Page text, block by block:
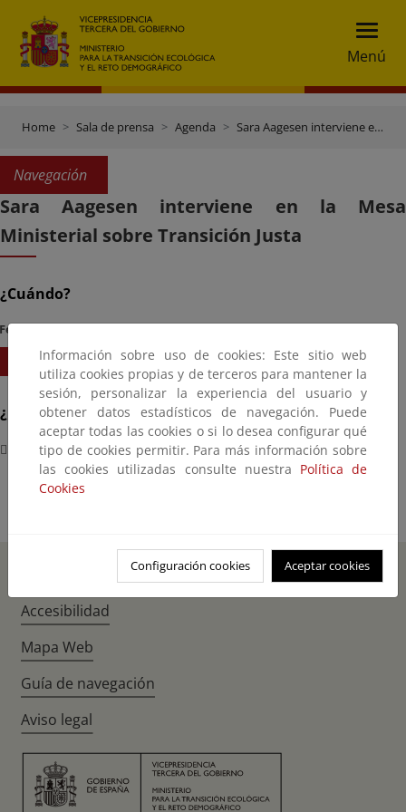
Menú
Home Sala de prensa Agenda Sara Aagesen interviene en la Mesa Ministerial sobre Transición Justa
Navegación
Sara Aagesen interviene en la Mesa
Ministerial sobre Transición Justa
¿Cuándo?
Fecha Inicio
20/11/2025
Hora
15:00
¿Dónde?
Sede COP30 - Belém (Brasil)
Información sobre uso de cookies: Este sitio web
utiliza cookies propias y de terceros para mantener la
sesión, personalizar la experiencia del usuario y
obtener datos estadísticos de navegación. Puede
aceptar todas las cookies o si lo desea configurar qué
tipo de cookies permitir. Para más información sobre
las cookies utilizadas consulte nuestra Política de
Cookies
Configuración cookies Aceptar cookies
Accesibilidad
Mapa Web
Guía de navegación
Aviso legal